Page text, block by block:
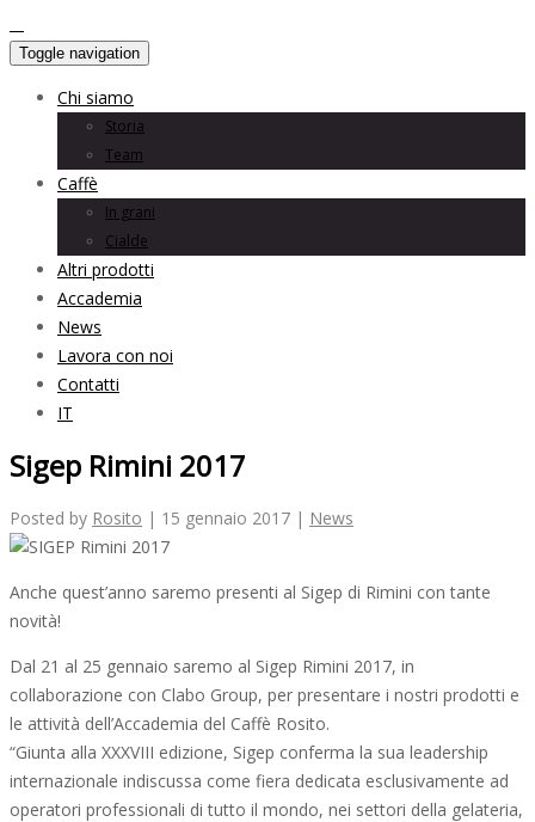
Toggle navigation
Chi siamo
Storia
Team
Caffè
In grani
Cialde
Altri prodotti
Accademia
News
Lavora con noi
Contatti
IT
Sigep Rimini 2017
Posted by Rosito | 15 gennaio 2017 | News
Anche quest’anno saremo presenti al Sigep di Rimini con tante
novità!
Dal 21 al 25 gennaio saremo al Sigep Rimini 2017, in
collaborazione con Clabo Group, per presentare i nostri prodotti e
le attività dell’Accademia del Caffè Rosito.
“Giunta alla XXXVIII edizione, Sigep conferma la sua leadership
internazionale indiscussa come fiera dedicata esclusivamente ad
operatori professionali di tutto il mondo, nei settori della gelateria,